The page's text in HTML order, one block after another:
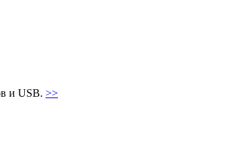
и USB. >>